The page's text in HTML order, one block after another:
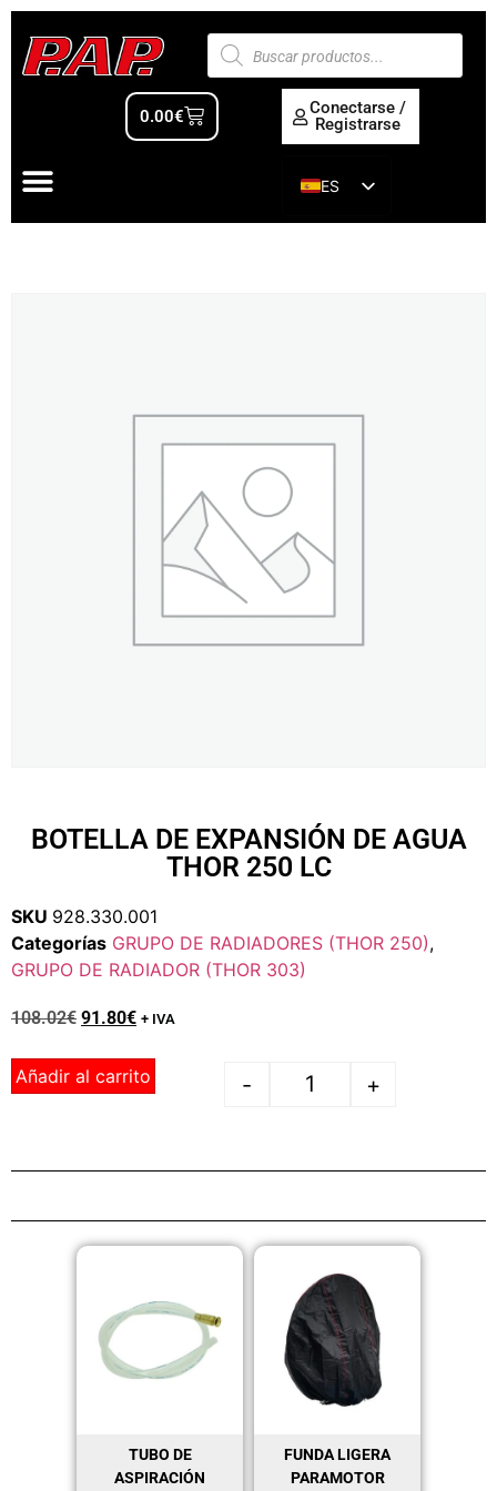
0.00€
Conectarse /
Registrarse
ES
EN
BOTELLA DE EXPANSIÓN DE AGUA
THOR 250 LC
SKU 928.330.001
Categorías GRUPO DE RADIADORES (THOR 250),
GRUPO DE RADIADOR (THOR 303)
108.02€ 91.80€ + IVA
- +
Añadir al carrito
TUBO DE
ASPIRACIÓN
FUNDA LIGERA
PARAMOTOR